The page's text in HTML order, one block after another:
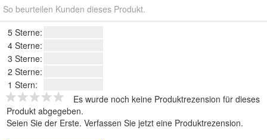
So beurteilen Kunden dieses Produkt.
5 Sterne:
4 Sterne:
3 Sterne:
2 Sterne:
1 Stern:
Es wurde noch keine Produktrezension für dieses
Produkt abgegeben.
Seien Sie der Erste. Verfassen Sie jetzt eine Produktrezension.